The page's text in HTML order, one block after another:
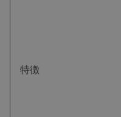
特徴